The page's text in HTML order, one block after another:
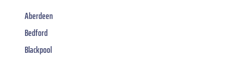
Aberdeen
Bedford
Blackpool